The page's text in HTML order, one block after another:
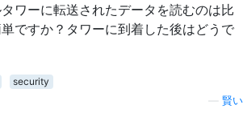
ワーに転送されたデータを読むのは比
ですか？タワーに到着した後はどうで
security
賢い